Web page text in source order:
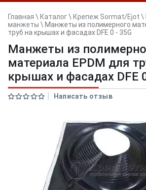
Главная \ Каталог\ Крепеж Sormat/Ejot \
манжеты \ Манжеты из полимерного
труб на крышах и фасадах DFE 0 - 35G
Манжеты из
материала EPDM для
крышах и фасадах DFE
Написать отзыв